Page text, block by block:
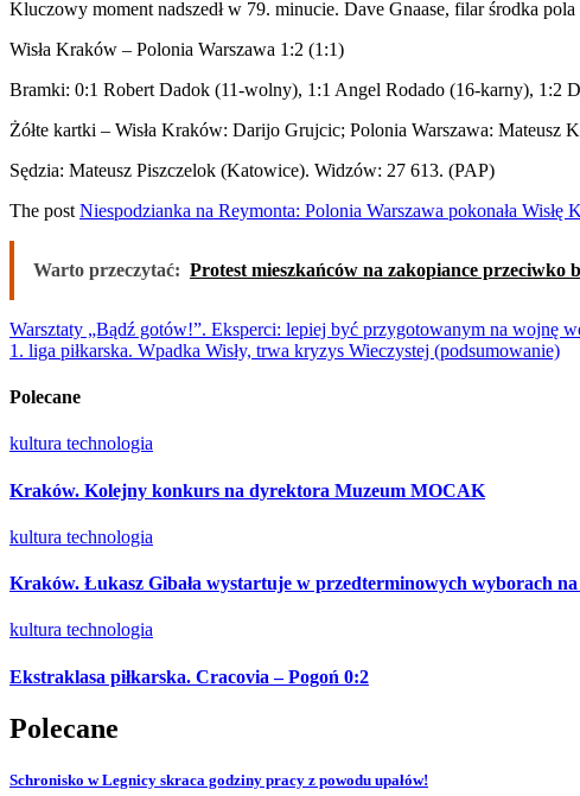
Kluczowy moment nadszedł w 79. minucie. Dave Gnaase, filar środka
Wisła Kraków – Polonia Warszawa 1:2 (1:1)
Bramki: 0:1 Robert Dadok (11-wolny), 1:1 Angel Rodado (16-karny), 1:2
Żółte kartki – Wisła Kraków: Darijo Grujcic; Polonia Warszawa: Mateusz
Sędzia: Mateusz Piszczelok (Katowice). Widzów: 27 613. (PAP)
The post Niespodzianka na Reymonta: Polonia Warszawa pokonała Wisłę
Warto przeczytać: Protest mieszkańców na zakopiance przeciwko
Nawigacja
wpisu
Warsztaty „Bądź gotów!”. Eksperci: lepiej być przygotowanym na wojnę
1. liga piłkarska. Wpadka Wisły, trwa kryzys Wieczystej (podsumowanie)
Polecane
kultura technologia
Kraków. Kolejny konkurs na dyrektora Muzeum MOCAK
kultura technologia
Kraków. Łukasz Gibała wystartuje w przedterminowych wyborach na
kultura technologia
Ekstraklasa piłkarska. Cracovia – Pogoń 0:2
Polecane
Schronisko w Legnicy skraca godziny pracy z powodu upałów!